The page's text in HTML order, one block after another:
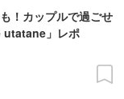
！カップルで過ごせ
utatane」レポ